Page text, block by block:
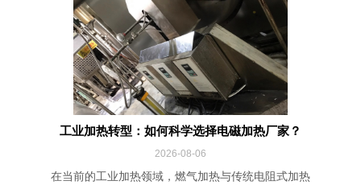
工业加热转型：如何科学选择电磁加热厂家？
2026-08-06
在当前的工业加热领域，燃气加热与传统电阻式加热